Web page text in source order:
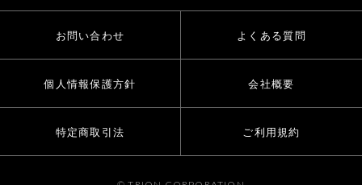
お問い合わせ よくある質問
個人情報保護方針 会社概要
特定商取引法 ご利用規約